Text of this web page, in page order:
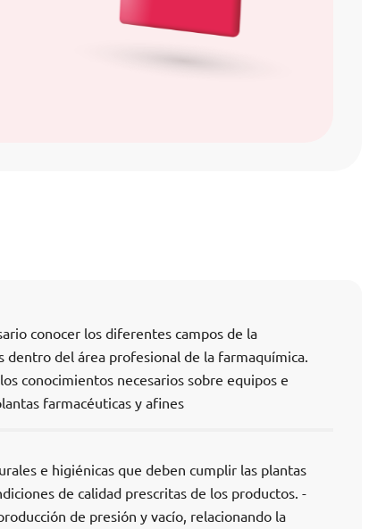
conocer los diferentes campos de la
del área profesional de la farmaquímica.
conocimientos necesarios sobre equipos e
farmacéuticas y afines
e higiénicas que deben cumplir las plantas
de calidad prescritas de los productos. -
de presión y vacío, relacionando la